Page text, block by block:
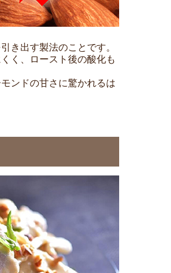
き出す製法のことです。
く、ロースト後の酸化も
ンドの甘さに驚かれるは